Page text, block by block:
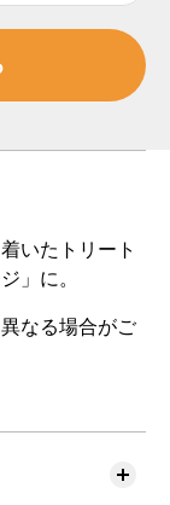
いたトリート
」に。
なる場合がご